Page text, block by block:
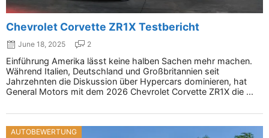
Chevrolet Corvette ZR1X Testbericht
June 18, 2025 2
Einführung Amerika lässt keine halben Sachen mehr machen.
Während Italien, Deutschland und Großbritannien seit
Jahrzehnten die Diskussion über Hypercars dominieren, hat
General Motors mit dem 2026 Chevrolet Corvette ZR1X die ...
AUTOBEWERTUNG